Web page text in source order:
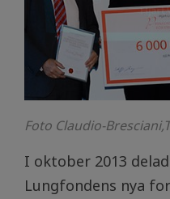
Foto Claudio-
I oktober 2013
Lungfondens nya